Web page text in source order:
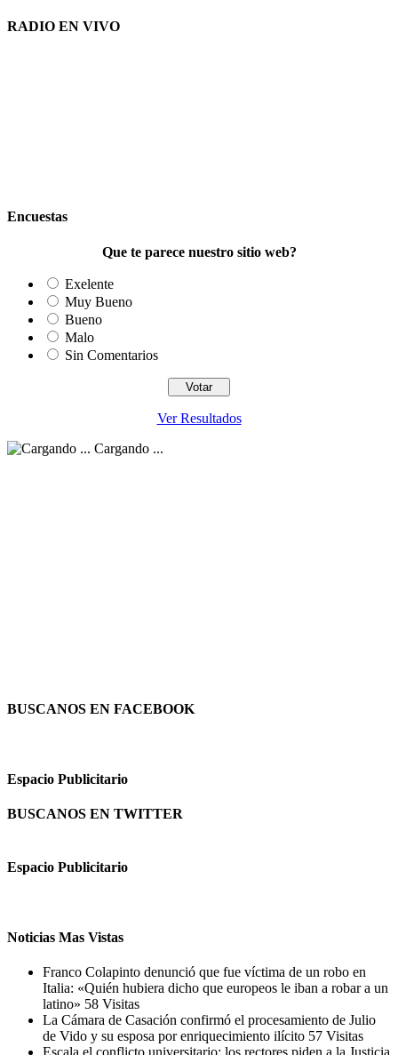
RADIO EN VIVO
Encuestas
Que te parece nuestro sitio web?
Exelente
Muy Bueno
Bueno
Malo
Sin Comentarios
Ver Resultados
Cargando ...
BUSCANOS EN FACEBOOK
Espacio Publicitario
BUSCANOS EN TWITTER
Espacio Publicitario
Noticias Mas Vistas
Franco Colapinto denunció que fue víctima de un robo en
Italia: «Quién hubiera dicho que europeos le iban a robar a un
latino» 58 Visitas
La Cámara de Casación confirmó el procesamiento de Julio
de Vido y su esposa por enriquecimiento ilícito 57 Visitas